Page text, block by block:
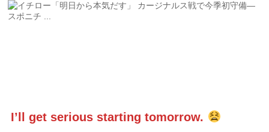
I’ll get serious starting tomorrow.